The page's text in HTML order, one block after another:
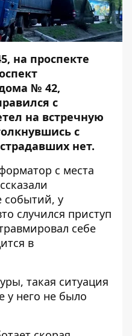
на проспекте
№ 42,
с
на встречную
с
нет.
с места
событий, у
случился приступ
себе
в
такая ситуация
у него не было